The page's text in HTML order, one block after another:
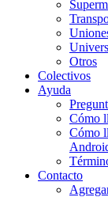
Otros
Colectivos
Ayuda
Cómo
Cómo
Contacto